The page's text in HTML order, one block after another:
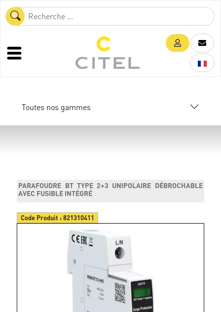
Toutes nos gammes
PARAFOUDRE BT TYPE 2+3 UNIPOLAIRE DÉBROCHABLE
AVEC FUSIBLE INTÉGRÉ
Code Produit :821310411